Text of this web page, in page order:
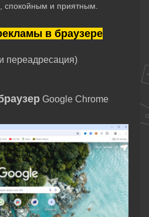
и приятным.
в браузере
переадресация)
Google Chrome